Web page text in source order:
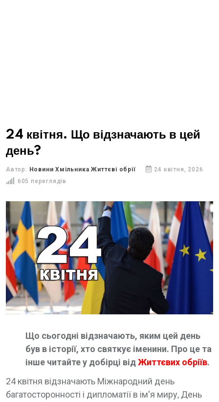
24 квітня. Що відзначають в цей
день?
Автор: Новини Хмільника Життєві обрії
24 квітня, 2026
605 переглядів
Що сьогодні відзначають, яким цей день
був в історії, хто святкує іменини. Про це та
інше читайте у добірці відЖиттєвих обріїв.
24 квітня відзначають Міжнародний день
багатосторонності і дипломатії в ім'я миру, День